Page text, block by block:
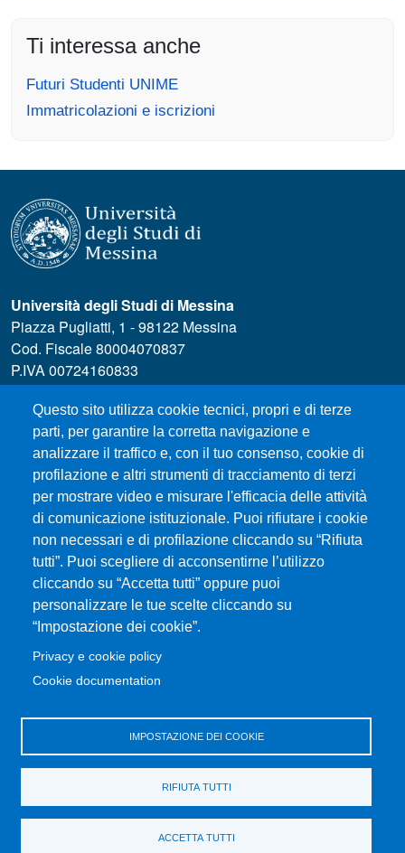
Ti interessa anche
Futuri Studenti UNIME
Immatricolazioni e iscrizioni
Questo sito utilizza cookie tecnici, propri e di terze
parti, per garantire la corretta navigazione e
analizzare il traffico e, con il tuo consenso, cookie di
profilazione e altri strumenti di tracciamento di terzi
per mostrare video e misurare l'efficacia delle attività
di comunicazione istituzionale. Puoi rifiutare i cookie
non necessari e di profilazione cliccando su “Rifiuta
tutti”. Puoi scegliere di acconsentirne l’utilizzo
cliccando su “Accetta tutti” oppure puoi
personalizzare le tue scelte cliccando su
“Impostazione dei cookie”.
Privacy e cookie policy
Cookie documentation
IMPOSTAZIONE DEI COOKIE
RIFIUTA TUTTI
ACCETTA TUTTI
Università degli Studi di Messina
Piazza Pugliatti, 1 - 98122 Messina
Cod. Fiscale 80004070837
P.IVA 00724160833
Centralino: 090 676 1
MENÙ SOCIAL
MENÙ FOOTER 1
Esami
ERASMUS
Modulistica
Prenotazione Aule e Laboratori Didattici
Dove ci trovi
Orientamento
Studenti UNIME
Disposizioni in materia di STAGE e TIROCINI
Valutazione della Didattica
Home Dipartimento